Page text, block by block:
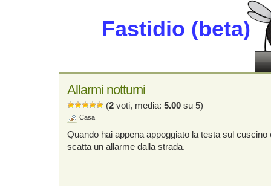
Fastidio (beta)
Allarmi notturni
(2 voti, media: 5.00 su 5)
Casa
Quando hai appena appoggiato la testa sul cuscino
scatta un allarme dalla strada.